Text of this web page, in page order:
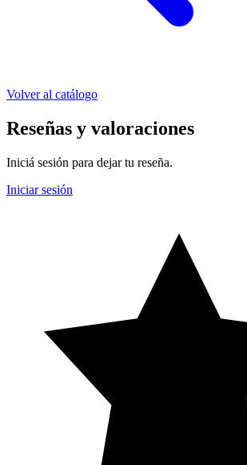
Volver al catálogo
Reseñas y valoraciones
Iniciá sesión para dejar tu reseña.
Iniciar sesión